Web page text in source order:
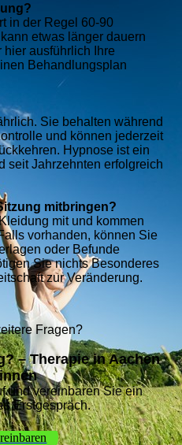
in der Regel 60-90
etwas länger dauern
hier ausführlich Ihre
Behandlungsplan
Sie behalten während
und können jederzeit
Hypnose ist ein
seit Jahrzehnten erfolgreich
mitbringen?
mit und kommen
vorhanden, können Sie
oder Befunde
Sie nichts Besonderes
zur Veränderung.
Fragen?
– Therapie in Aachen
und vereinbaren Sie ein
Erstgespräch.